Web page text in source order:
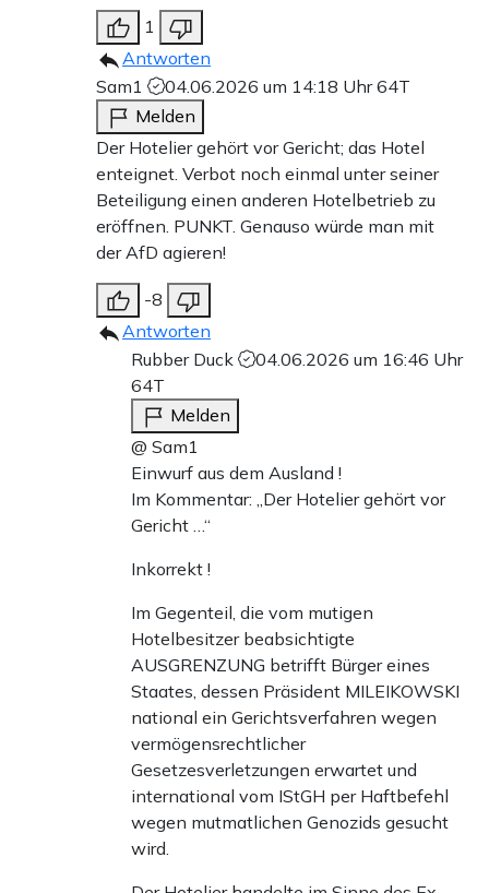
1
Antworten
Sam1
04.06.2026 um 14:18 Uhr64T
Melden
Der Hotelier gehört vor Gericht; das Hotel
enteignet. Verbot noch einmal unter seiner
Beteiligung einen anderen Hotelbetrieb zu
eröffnen. PUNKT. Genauso würde man mit
der AfD agieren!
-8
Antworten
Rubber Duck
04.06.2026 um 16:46 Uhr
64T
Melden
@ Sam1
Einwurf aus dem Ausland !
Im Kommentar: „Der Hotelier gehört vor
Gericht …“
Inkorrekt !
Im Gegenteil, die vom mutigen
Hotelbesitzer beabsichtigte
AUSGRENZUNG betrifft Bürger eines
Staates, dessen Präsident MILEIKOWSKI
national ein Gerichtsverfahren wegen
vermögensrechtlicher
Gesetzesverletzungen erwartet und
international vom IStGH per Haftbefehl
wegen mutmatlichen Genozids gesucht
wird.